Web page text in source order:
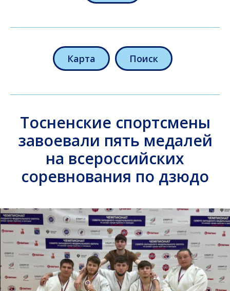
Карта Поиск
Тосненские спортсмены
завоевали пять медалей
на всероссийских
соревнования по дзюдо